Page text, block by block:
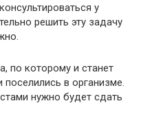
у
решить эту задачу
по которому и станет
поселились в организме.
нужно будет сдать